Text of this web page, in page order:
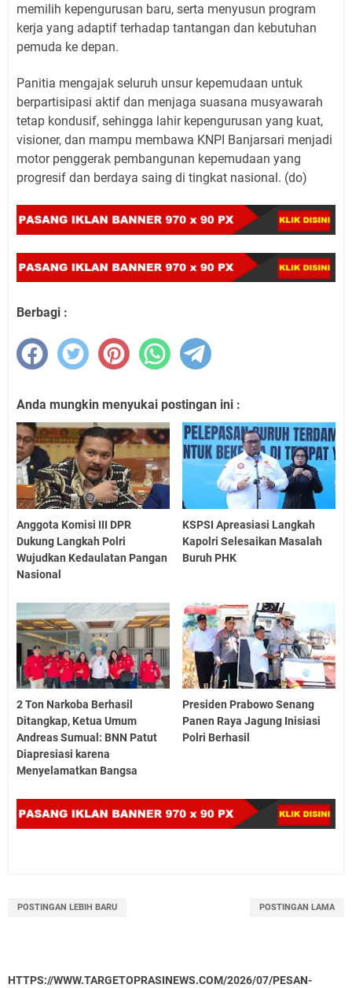
memilih kepengurusan baru, serta menyusun program
kerja yang adaptif terhadap tantangan dan kebutuhan
pemuda ke depan.
Panitia mengajak seluruh unsur kepemudaan untuk
berpartisipasi aktif dan menjaga suasana musyawarah
tetap kondusif, sehingga lahir kepengurusan yang kuat,
visioner, dan mampu membawa KNPI Banjarsari menjadi
motor penggerak pembangunan kepemudaan yang
progresif dan berdaya saing di tingkat nasional. (do)
Berbagi :
Anda mungkin menyukai postingan ini :
Anggota Komisi III DPR
Dukung Langkah Polri
Wujudkan Kedaulatan Pangan
Nasional
KSPSI Apreasiasi Langkah
Kapolri Selesaikan Masalah
Buruh PHK
2 Ton Narkoba Berhasil
Ditangkap, Ketua Umum
Andreas Sumual: BNN Patut
Diapresiasi karena
Menyelamatkan Bangsa
Presiden Prabowo Senang
Panen Raya Jagung Inisiasi
Polri Berhasil
POSTINGAN LEBIH BARU POSTINGAN LAMA
HTTPS://WWW.TARGETOPRASINEWS.COM/2026/07/PESAN-